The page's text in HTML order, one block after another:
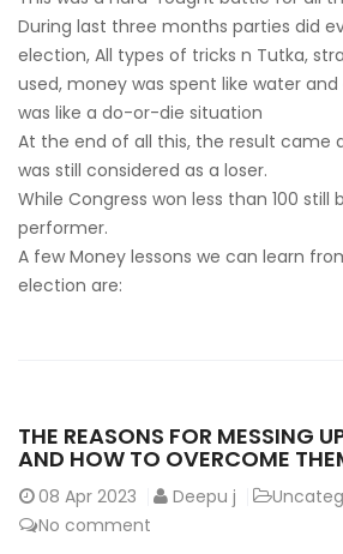
During last three months parties did
election, All types of tricks n Tutka,
used, money was spent like water
was like a do-or-die situation
At the end of all this, the result came
was still considered as a loser.
While Congress won less than 100 still
performer.
A few Money lessons we can learn
election are:
THE REASONS FOR MESSING
AND HOW TO OVERCOME
08 Apr 2023 Deepu j
No comment